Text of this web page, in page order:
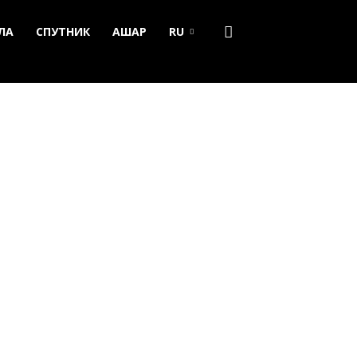
СПУТНИК АШАР RU